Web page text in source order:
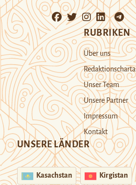
RUBRIKEN
Über uns
Redaktionscharta
Unser Team
Unsere Partner
Impressum
Kontakt
UNSERE LÄNDER
Kasachstan Kirgistan